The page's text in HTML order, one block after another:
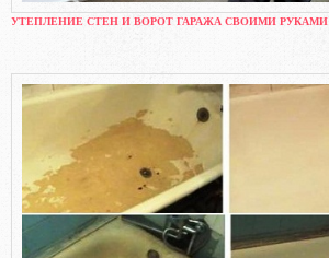
УТЕПЛЕНИЕ СТЕН И ВОРОТ ГАРАЖА СВОИМИ РУКАМИ